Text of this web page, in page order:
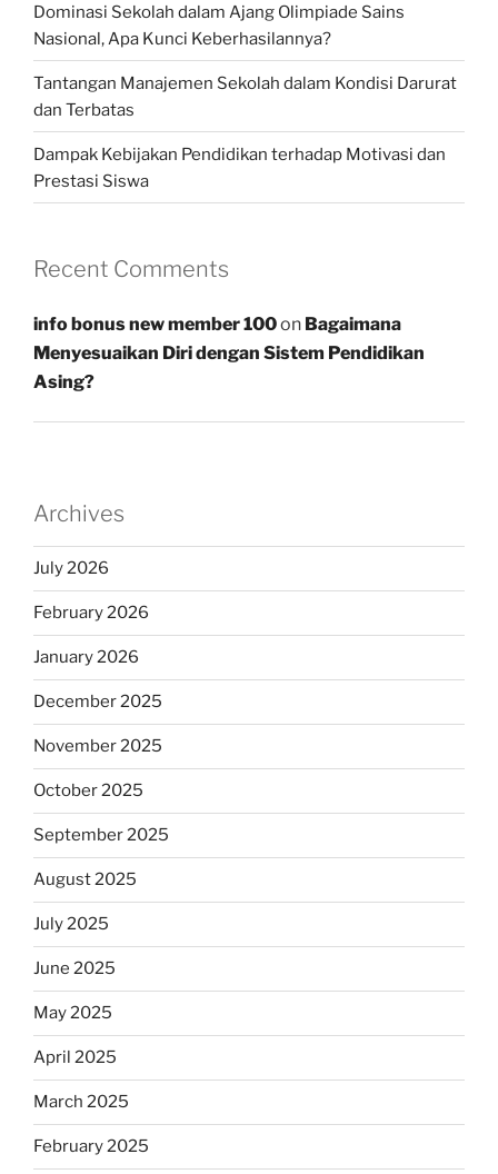
Dominasi Sekolah dalam Ajang Olimpiade Sains
Nasional, Apa Kunci Keberhasilannya?
Tantangan Manajemen Sekolah dalam Kondisi Darurat
dan Terbatas
Dampak Kebijakan Pendidikan terhadap Motivasi dan
Prestasi Siswa
Recent Comments
info bonus new member 100on Bagaimana
Menyesuaikan Diri dengan Sistem Pendidikan
Asing?
Archives
July 2026
February 2026
January 2026
December 2025
November 2025
October 2025
September 2025
August 2025
July 2025
June 2025
May 2025
April 2025
March 2025
February 2025